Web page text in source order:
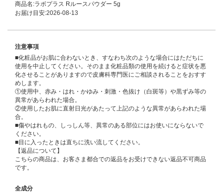
商品名:ラボプラス Rルースパウダー 5g
お届け目安:2026-08-13
注意事項
■化粧品がお肌に合わないとき、すなわち次のような場合にはただちに
使用を中止してください。そのまま化粧品類の使用を続けると症状を悪
化させることがありますので皮膚科専門医にご相談されることをおすす
めします。
①使用中、赤み・はれ・かゆみ・刺激・色抜け（白斑等）や黒ずみ等の
異常があらわれた場合。
②使用したお肌に直射日光があたって上記のような異常があらわれた場
合。
■傷やはれもの、しっしん等、異常のある部位にはお使いにならないで
ください。
■目に入ったときは直ちに洗い流してください。
【返品について】
こちらの商品は、お客さま都合での返品をお受けできない返品不可商品
です。
全成分